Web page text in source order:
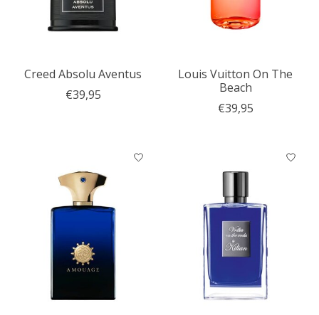
Creed Absolu Aventus
€39,95
Louis Vuitton On The
Beach
€39,95